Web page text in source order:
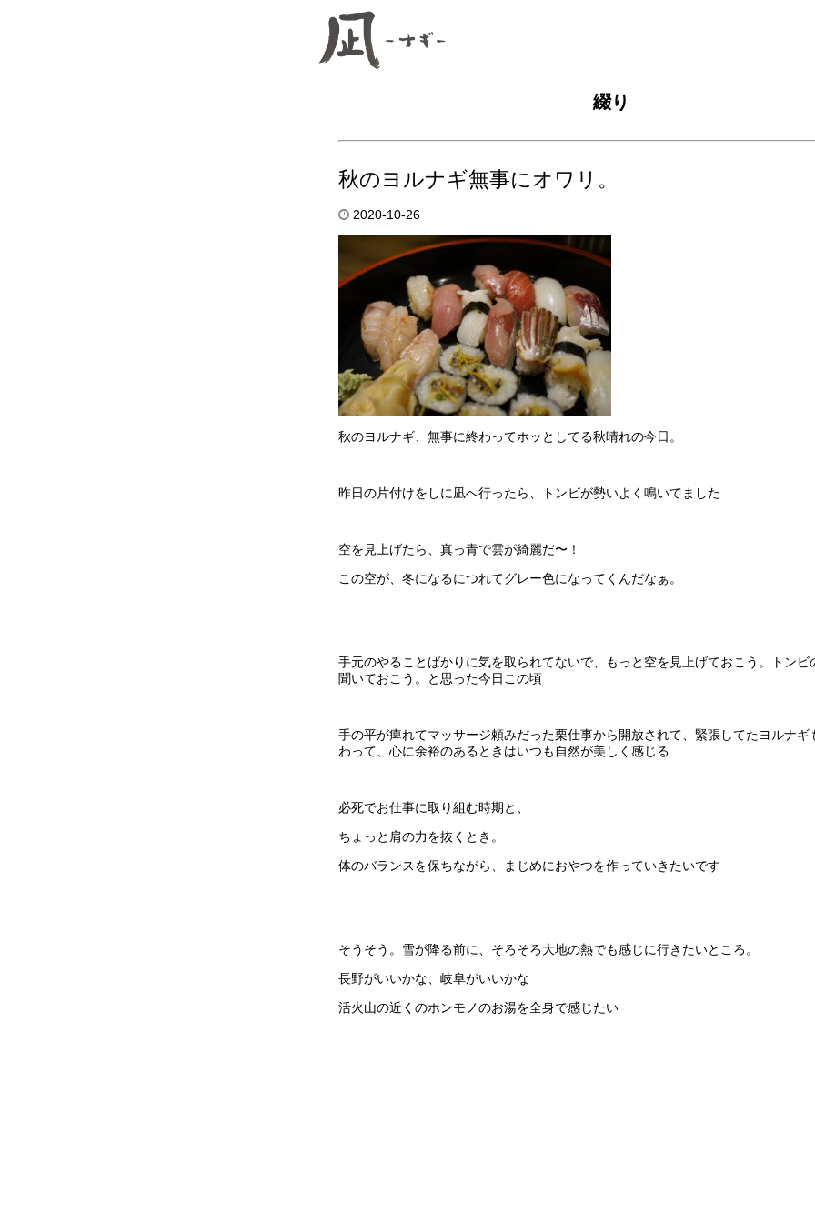
綴り
秋のヨルナギ無事にオワリ。
2020-10-26
秋のヨルナギ、無事に終わってホッとしてる秋晴れの今日。
昨日の片付けをしに凪へ行ったら、トンビが勢いよく鳴いてました
空を見上げたら、真っ青で雲が綺麗だ〜！
この空が、冬になるにつれてグレー色になってくんだなぁ。
手元のやることばかりに気を取られてないで、もっと空を見上げておこう。トンビ
聞いておこう。と思った今日この頃
手の平が痺れてマッサージ頼みだった栗仕事から開放されて、緊張してたヨルナギ
わって、心に余裕のあるときはいつも自然が美しく感じる
必死でお仕事に取り組む時期と、
ちょっと肩の力を抜くとき。
体のバランスを保ちながら、まじめにおやつを作っていきたいです
そうそう。雪が降る前に、そろそろ大地の熱でも感じに行きたいところ。
長野がいいかな、岐阜がいいかな
活火山の近くのホンモノのお湯を全身で感じたい